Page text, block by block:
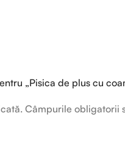
„Pisica de plus cu
Câmpurile obligatorii